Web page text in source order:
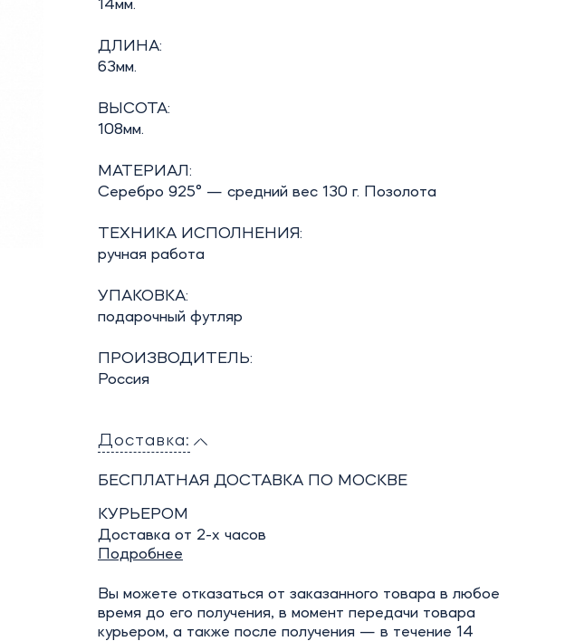
14мм.
ДЛИНА:
63мм.
ВЫСОТА:
108мм.
МАТЕРИАЛ:
Серебро 925° — средний вес 130 г. Позолота
ТЕХНИКА ИСПОЛНЕНИЯ:
ручная работа
УПАКОВКА:
подарочный футляр
ПРОИЗВОДИТЕЛЬ:
Россия
Доставка:
БЕСПЛАТНАЯ ДОСТАВКА ПО МОСКВЕ
КУРЬЕРОМ
Доставка от 2-х часов
Подробнее
Вы можете отказаться от заказанного товара в любое
время до его получения, в момент передачи товара
курьером, а также после получения — в течение 14